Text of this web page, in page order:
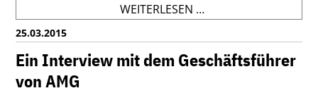
WEITERLESEN …FEIERSTUNDE
ZUM
WSB-
ZERTIFIKAT
UND
25.03.2015
Ein Interview mit dem Geschäftsführer
von AMG